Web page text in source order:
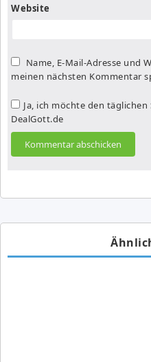
Website
Name, E-Mail-Adresse und
meinen nächsten Kommentar
Ja, ich möchte den
DealGott.de